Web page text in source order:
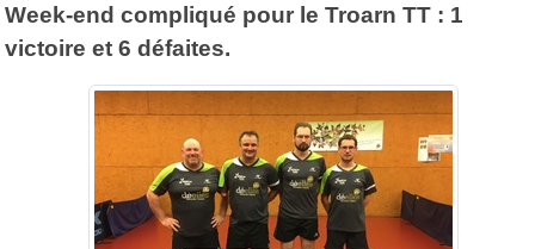
Week-end compliqué pour le Troarn TT : 1
victoire et 6 défaites.